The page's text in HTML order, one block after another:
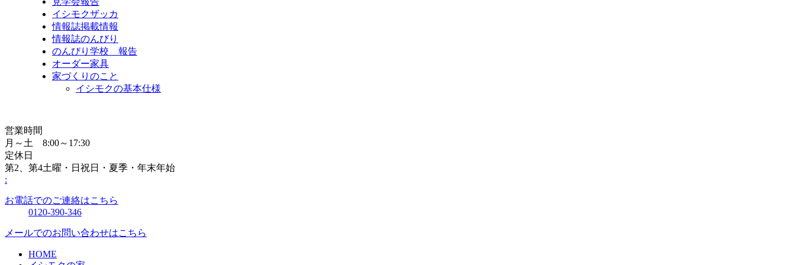
イシモクザッカ
情報誌掲載情報
情報誌のんびり
のんびり学校 報告
オーダー家具
家づくりのこと
イシモクの基本仕様
営業時間
月～土 8:00～17:30
定休日
第2、第4土曜・日祝日・夏季・年末年始
:
お電話でのご連絡はこちら
0120-390-346
メールでのお問い合わせはこちら
HOME